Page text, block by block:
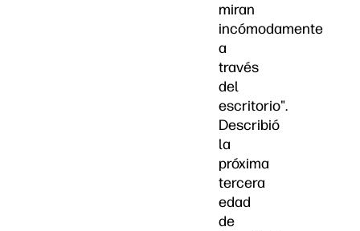
miran
incómodamente
a
través
del
escritorio".
Describió
la
próxima
tercera
edad
de